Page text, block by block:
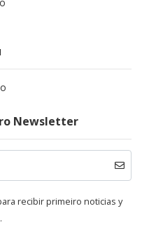
Newsletter
recibir primeiro noticias y